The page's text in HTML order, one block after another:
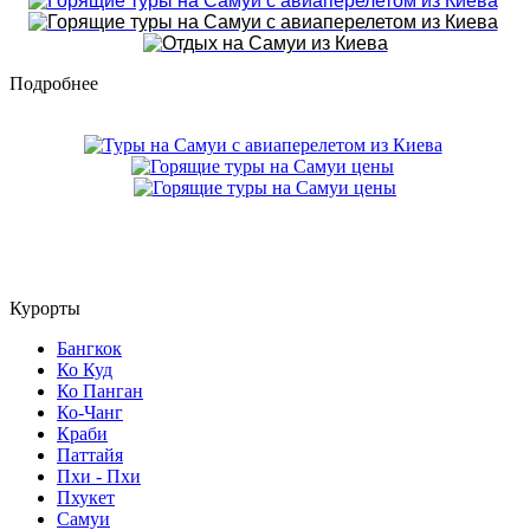
Подробнее
Курорты
Бангкок
Ко Куд
Ко Панган
Ко-Чанг
Краби
Паттайя
Пхи - Пхи
Пхукет
Самуи